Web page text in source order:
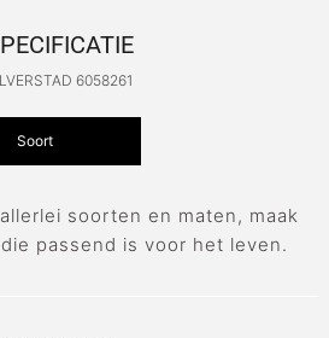
6058261
Soort
soorten en maten, maak
passend is voor het leven.